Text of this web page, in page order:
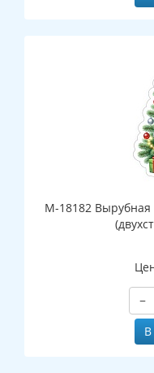
М-18182 Вырубная
−
В